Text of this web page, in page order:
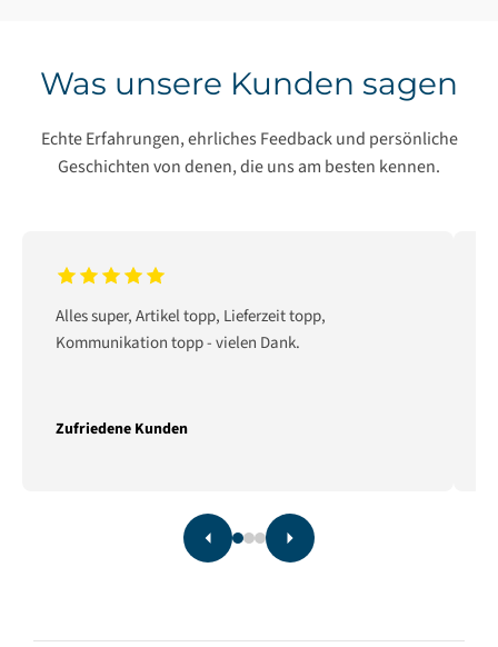
Was unsere Kunden sagen
Echte Erfahrungen, ehrliches Feedback und persönliche
Geschichten von denen, die uns am besten kennen.
Alles super, Artikel topp, Lieferzeit topp,
Kommunikation topp - vielen Dank.
Zufriedene Kunden